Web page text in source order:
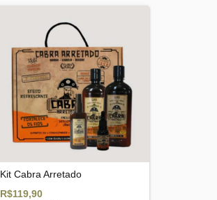
Kit Cabra Arretado
R$119,90